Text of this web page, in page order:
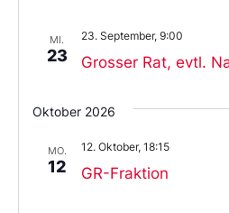
MI.
23 Grosser Rat, evtl.
23. September, 9:00
Oktober 2026
MO.
12 GR-Fraktion
12. Oktober, 18:15